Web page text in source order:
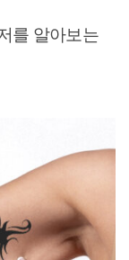
를 알아보는